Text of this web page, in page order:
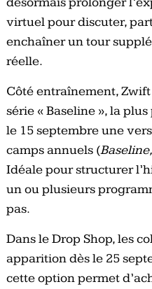
virtuel pour discuter,
enchaîner un tour
réelle.
Côté entraînement,
série « Baseline », la
le 15 septembre une
camps annuels (
Idéale pour structurer
un ou plusieurs
pas.
Dans le Drop Shop, les
apparition dès le 25
cette option permet